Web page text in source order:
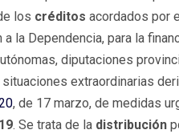
los créditos acordados por el
la Dependencia, para la
diputaciones
extraordinarias
, de 17 marzo, de medidas
. Se trata de la distribución